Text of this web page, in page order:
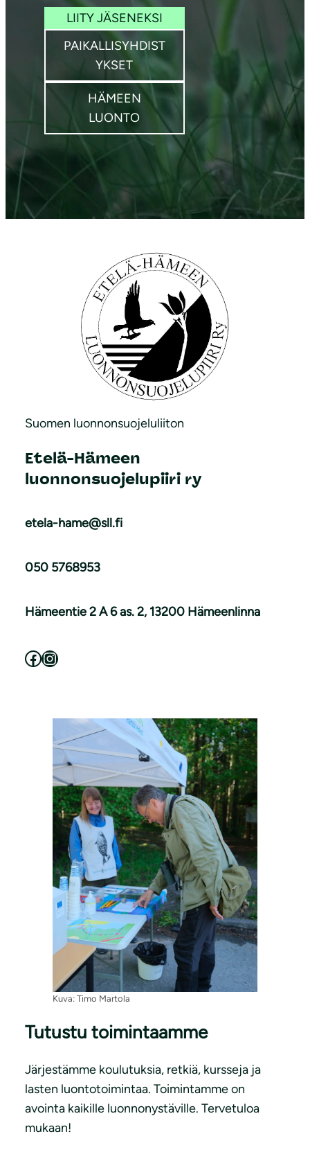
LIITY JÄSENEKSI
PAIKALLISYHDIST
YKSET
HÄMEEN
LUONTO
Kuva: Timo Martola
Tutustu toimintaamme
Järjestämme koulutuksia, retkiä, kursseja ja
lasten luontotoimintaa. Toimintamme on
avointa kaikille luonnonystäville. Tervetuloa
mukaan!
Suomen luonnonsuojeluliiton
Etelä-Hämeen
luonnonsuojelupiiri ry
etela-hame@sll.fi
050 5768953
Hämeentie 2 A 6 as. 2, 13200 Hämeenlinna
Facebook Instagram